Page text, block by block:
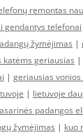
remontas
gendantys telefonai
žymėjimas |
geriausias |
| geriausias vonios
| lietuvoje
padangos
žymėjimas | kuo